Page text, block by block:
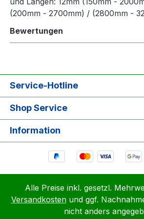
(200mm - 2700mm) / (2800mm -
Bewertungen
Service-Hotline
Shop Service
Information
Alle Preise inkl. gesetzl.
Versandkostenund ggf.
nicht anders